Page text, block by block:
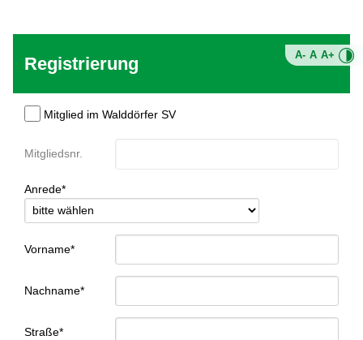
A- A A+
Registrierung
Mitglied im Walddörfer SV
Mitgliedsnr.
Anrede*
Vorname*
Nachname*
Straße*